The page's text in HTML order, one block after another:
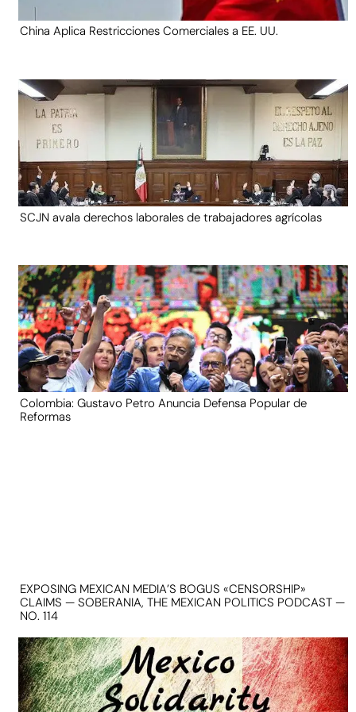
China Aplica Restricciones Comerciales a EE. UU.
SCJN avala derechos laborales de trabajadores agrícolas
Colombia: Gustavo Petro Anuncia Defensa Popular de
Reformas
EXPOSING MEXICAN MEDIA’S BOGUS «CENSORSHIP»
CLAIMS — SOBERANIA, THE MEXICAN POLITICS PODCAST —
NO. 114